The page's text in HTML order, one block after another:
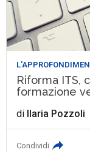
Riforma ITS,
formazione
di Ilaria Pozzoli
Condividi